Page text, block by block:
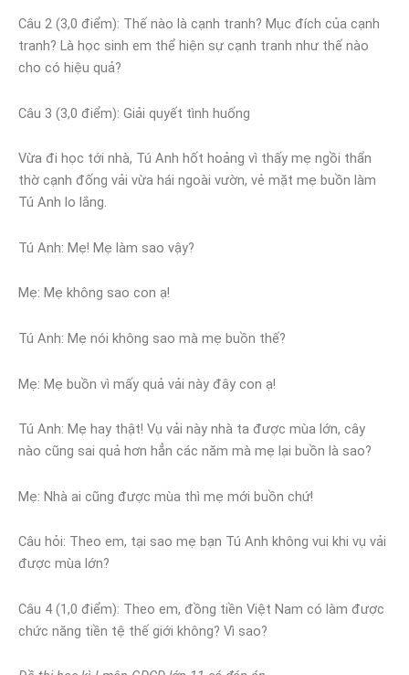
Câu 2 (3,0 điểm): Thế nào là cạnh tranh? Mục đích của cạnh
tranh? Là học sinh em thể hiện sự cạnh tranh như thế nào
cho có hiệu quả?
Câu 3 (3,0 điểm): Giải quyết tình huống
Vừa đi học tới nhà, Tú Anh hốt hoảng vì thấy mẹ ngồi thẩn
thờ cạnh đống vải vừa hái ngoài vườn, vẻ mặt mẹ buồn làm
Tú Anh lo lắng.
Tú Anh: Mẹ! Mẹ làm sao vậy?
Mẹ: Mẹ không sao con ạ!
Tú Anh: Mẹ nói không sao mà mẹ buồn thế?
Mẹ: Mẹ buồn vì mấy quả vải này đây con ạ!
Tú Anh: Mẹ hay thật! Vụ vải này nhà ta được mùa lớn, cây
nào cũng sai quả hơn hẳn các năm mà mẹ lại buồn là sao?
Mẹ: Nhà ai cũng được mùa thì mẹ mới buồn chứ!
Câu hỏi: Theo em, tại sao mẹ bạn Tú Anh không vui khi vụ vải
được mùa lớn?
Câu 4 (1,0 điểm): Theo em, đồng tiền Việt Nam có làm được
chức năng tiền tệ thế giới không? Vì sao?